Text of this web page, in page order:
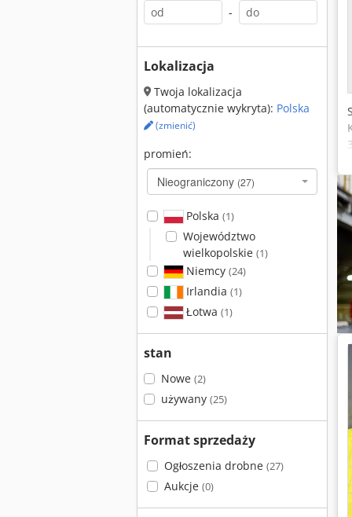
-
Lokalizacja
Twoja lokalizacja
(automatycznie wykryta): Polska
(zmienić)
promień:
Nieograniczony (27)
Polska (1)
Województwo
wielkopolskie (1)
Niemcy (24)
Irlandia (1)
Łotwa (1)
stan
Nowe (2)
używany (25)
Format sprzedaży
Ogłoszenia drobne (27)
Aukcje (0)